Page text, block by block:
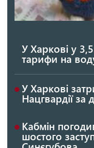
У Харкові у
тарифи на
У Харкові
Нацгвардії за
Кабмін
шостого